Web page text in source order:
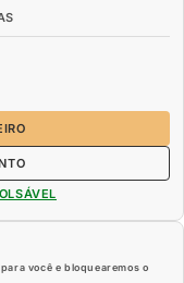
você e bloquearemos o